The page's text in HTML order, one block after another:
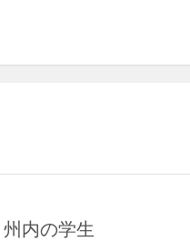
州内の学生